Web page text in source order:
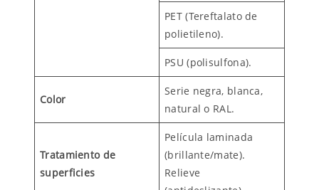
PET (Tereftalato de
polietileno).
PSU (polisulfona).
Color
Serie negra, blanca,
natural o RAL.
Tratamiento de
superficies
Película laminada
(brillante/mate).
Relieve